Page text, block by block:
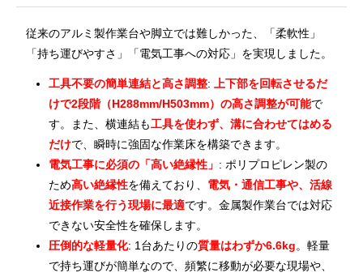
従来のアルミ製作業台や脚立では難しかった、「柔軟性」
「持ち運びやすさ」「電気工事への対応」を実現しました。
工具不要の簡単連結と高さ調整:
上下部を回転させるだ
けで2段階（H288mm/H503mm）の高さ調整が可能で
す。また、横連結も工具を使わず、溝に合わせてはめる
だけで、瞬時に強固な作業床を構築できます。
電気工事に必須の「高い絶縁性」 : ポリプロピレン製の
ため高い絶縁性を備えており、 電気・通信工事や、活線
近接作業を行う現場に最適です。金属製作業台では対応
できない安全性を確保します。
圧倒的な軽量化: 1台あたりの質量はわずか6.6kg。軽量
で持ち運びが簡単なので、頻繁に移動が必要な現場や、